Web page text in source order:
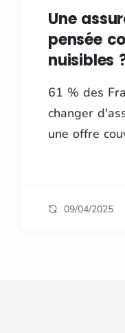
Une
pensée
nuisibles
61 % des
changer
une offre
09/04/2025